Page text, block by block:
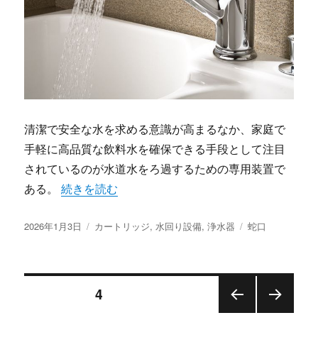
清潔で安全な水を求める意識が高まるなか、家庭で
手軽に高品質な飲料水を確保できる手段として注目
されているのが水道水をろ過するための専用装置で
ある。“家庭の飲料水事情を変える手軽で安全な蛇口取
続きを読む
投
2026年1月3日
カ
リ
カートリッジ,水回り設備,浄水器
タ
蛇口
固定ページ4